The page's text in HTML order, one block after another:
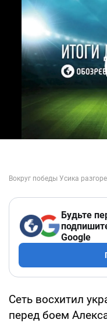
Будьте
Google
Сеть восхитил
перед боем